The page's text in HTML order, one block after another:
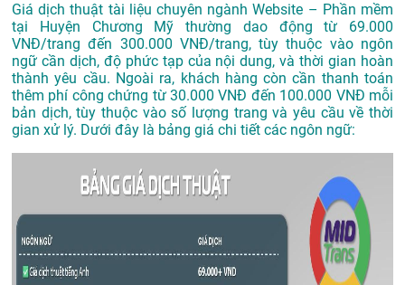
Giá dịch thuật tài liệu chuyên ngành Website – Phần mềm
tại Huyện Chương Mỹ thường dao động từ 69.000
VNĐ/trang đến 300.000 VNĐ/trang, tùy thuộc vào ngôn
ngữ cần dịch, độ phức tạp của nội dung, và thời gian hoàn
thành yêu cầu. Ngoài ra, khách hàng còn cần thanh toán
thêm phí công chứng từ 30.000 VNĐ đến 100.000 VNĐ mỗi
bản dịch, tùy thuộc vào số lượng trang và yêu cầu về thời
gian xử lý. Dưới đây là bảng giá chi tiết các ngôn ngữ: